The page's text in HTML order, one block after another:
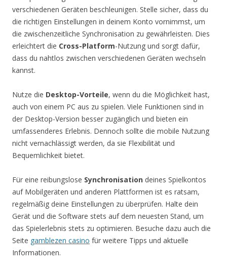
verschiedenen Geräten beschleunigen. Stelle sicher, dass du
die richtigen Einstellungen in deinem Konto vornimmst, um
die zwischenzeitliche Synchronisation zu gewährleisten. Dies
erleichtert die Cross-Platform-Nutzung und sorgt dafür,
dass du nahtlos zwischen verschiedenen Geräten wechseln
kannst.
Nutze die Desktop-Vorteile, wenn du die Möglichkeit hast,
auch von einem PC aus zu spielen. Viele Funktionen sind in
der Desktop-Version besser zugänglich und bieten ein
umfassenderes Erlebnis. Dennoch sollte die mobile Nutzung
nicht vernachlässigt werden, da sie Flexibilität und
Bequemlichkeit bietet.
Für eine reibungslose Synchronisation deines Spielkontos
auf Mobilgeräten und anderen Plattformen ist es ratsam,
regelmäßig deine Einstellungen zu überprüfen. Halte dein
Gerät und die Software stets auf dem neuesten Stand, um
das Spielerlebnis stets zu optimieren. Besuche dazu auch die
Seite gamblezen casino für weitere Tipps und aktuelle
Informationen.